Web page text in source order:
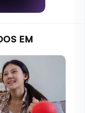
EM